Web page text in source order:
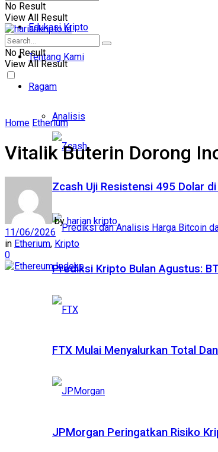
Edukasi Kripto
Tentang Kami
Ragam
Analisis
Zcash Uji Resistensi 495 Dolar
Prediksi Kripto Bulan Agustus:
FTX Mulai Menyalurkan Total
JPMorgan Peringatkan Risiko
No Result
View All Result
No Result
View All Result
Home Etherium
Vitalik Buterin Dorong
by harian kripto
11/06/2026
in Etherium, Kripto
0